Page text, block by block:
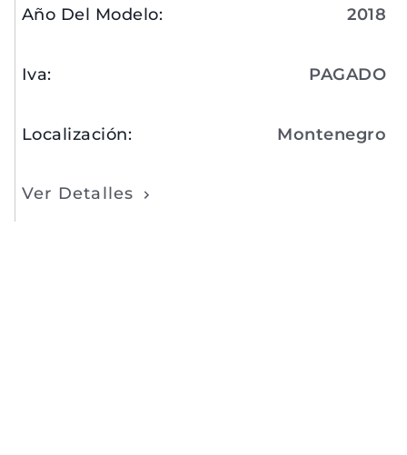
Año Del Modelo: 2018
Iva: PAGADO
Localización: Montenegro
Ver Detalles